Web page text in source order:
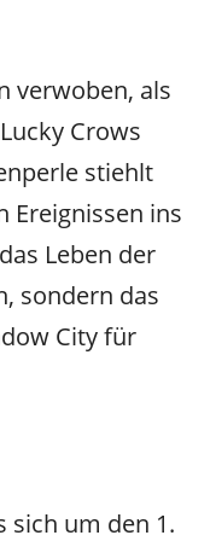
verwoben, als
Crows
stiehlt
Ereignissen ins
Leben der
sondern das
City für
sich um den 1.